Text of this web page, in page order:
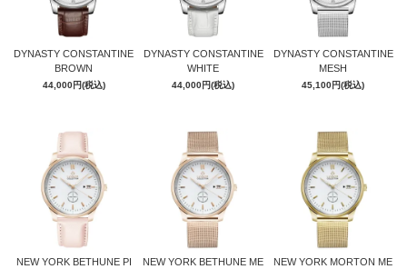
DYNASTY CONSTANTINE
BROWN
44,000円(税込)
DYNASTY CONSTANTINE
WHITE
44,000円(税込)
DYNASTY CONSTANTINE
MESH
45,100円(税込)
NEW YORK BETHUNE PI
NEW YORK BETHUNE ME
NEW YORK MORTON ME